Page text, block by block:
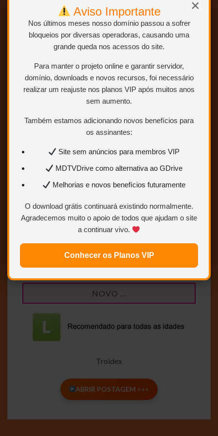
×
Aviso Importante
Nos últimos meses nosso domínio passou a sofrer
bloqueios por diversas operadoras, causando uma
grande queda nos acessos do site.
Para manter o projeto online e garantir servidor,
domínio, downloads e novos recursos, foi necessário
realizar um reajuste nos planos VIP após muitos anos
sem aumento.
Também estamos adicionando novos benefícios para
os assinantes:
Site sem anúncios para membros VIP
MDTVDrive como alternativa ao GDrive
Melhorias e novos benefícios futuramente
O download grátis continuará existindo normalmente.
Agradecemos muito o apoio de todos que ajudam o site
a continuar vivo.
Conhecer os Planos VIP
NOVO …
Troidex
ABRIR POSTAGEM <<<